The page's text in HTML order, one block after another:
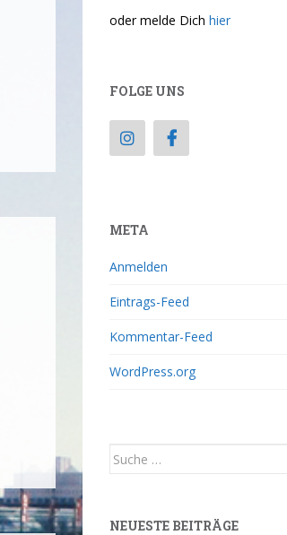
oder melde Dich hier
FOLGE UNS
META
Anmelden
Eintrags-Feed
Kommentar-Feed
WordPress.org
NEUESTE BEITRÄGE